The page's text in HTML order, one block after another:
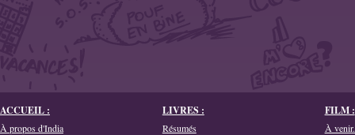
ACCUEIL :
À propos d'India
LIVRES :
Résumés
FILM :
À